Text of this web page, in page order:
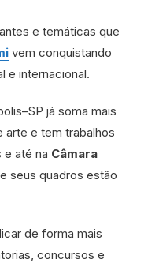
e temáticas que
vem conquistando
e internacional.
já soma mais
e tem trabalhos
até na Câmara
seus quadros estão
de forma mais
concursos e